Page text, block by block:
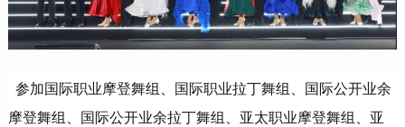
参加国际职业摩登舞组、国际职业拉丁舞组、国际公开业余
摩登舞组、国际公开业余拉丁舞组、亚太职业摩登舞组、亚